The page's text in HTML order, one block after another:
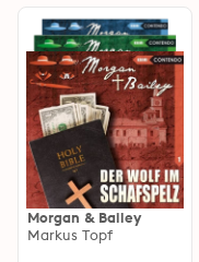
Morgan & Bailey
Markus Topf